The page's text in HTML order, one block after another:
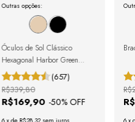
Outras opções:
Óculos de Sol Clássico
Hexagonal Harbor Green
Gold
(657)
R$169,90-50% OFF
R$339,80